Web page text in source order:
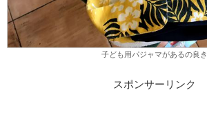
子ども用パジャマがあるの良き
スポンサーリンク